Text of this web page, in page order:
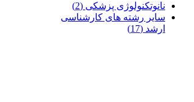
نانوتکنولوژی پزشکی (2)
سایر رشته های کارشناسی
ارشد (17)